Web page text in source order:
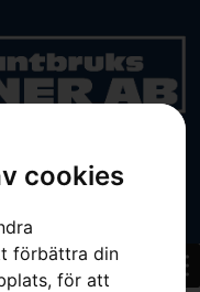
cookies
förbättra din
för att
BEGAGNAT